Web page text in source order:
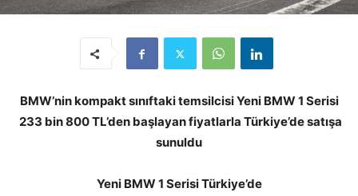
BMW’nin kompakt sınıftaki temsilcisi Yeni BMW 1 Serisi
233 bin 800 TL’den başlayan fiyatlarla Türkiye’de satışa
sunuldu
Yeni BMW 1 Serisi Türkiye’de